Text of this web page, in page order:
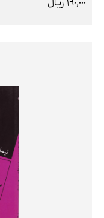
190,000 ريال